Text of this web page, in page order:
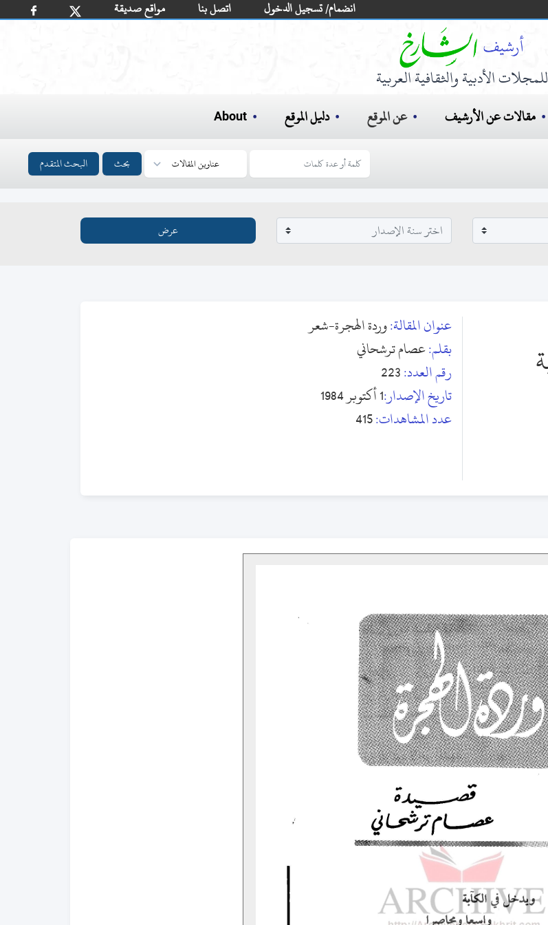
مواقع صديقة اتصل بنا انضمام/ تسجيل الدخول
للمجلات الأدبية والثقافية العربية
مقالات عن الأرشيف عن الموقع دليل الموقع About
بحث البحث المتقدم
عنوان المقالة:وردة الهجرة-شعر
بقلم:عصام ترشحاني
رقم العدد:223
تاريخ الإصدار:1 أكتوبر 1984
عدد المشاهدات:415